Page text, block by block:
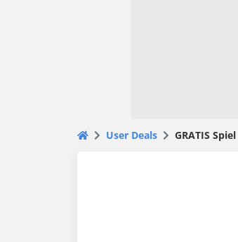
User Deals GRATIS